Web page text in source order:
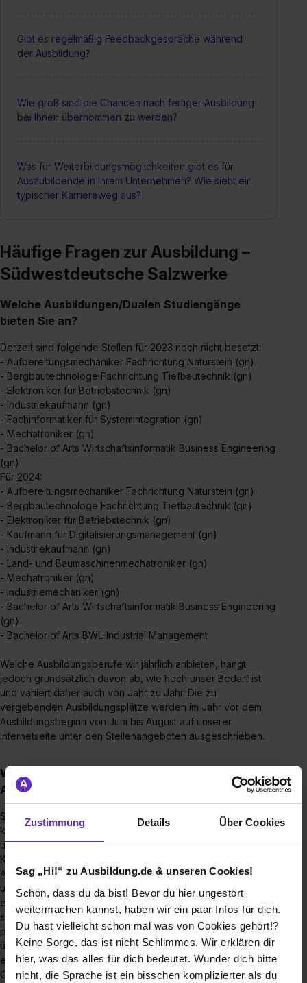
Zustimmung Details Über Cookies
Sag „Hi!“ zu Ausbildung.de & unseren Cookies!
Schön, dass du da bist! Bevor du hier ungestört
weitermachen kannst, haben wir ein paar Infos für dich.
Du hast vielleicht schon mal was von Cookies gehört!?
Keine Sorge, das ist nicht Schlimmes. Wir erklären dir
hier, was das alles für dich bedeutet. Wunder dich bitte
nicht, die Sprache ist ein bisschen komplizierter als du
Gibt es regelmäßig Feedbackgespräche während
der Ausbildung?
Wie groß sind die Chancen nach fertiger Ausbildung
bei Ihnen übernommen zu werden?
Was für Weiterbildungsmöglichkeiten gibt es für
Auszubildende in Ihrem Unternehmen? Wie sieht ein
typischer Karriereweg aus?
Häufige Fragen zur Ausbildung –
Südwestdeutsche Salzwerke
Welche Ausbildungen/Dualen Studiengänge
bieten Sie an?
Derzeit sind folgende Stellen für 2023 noch nicht besetzt:
- Aufbereitungsmechaniker Fachrichtung Naturstein (gn)
- Bergbautechnologe Fachrichtung Tiefbautechnik (gn)
- Elektroniker für Betriebstechnik (gn)
- Industriekaufmann (gn)
- Fachinformatiker für Systemintegration (gn)
- Mechatroniker (gn)
- Bachelor of Arts Wirtschaftsinformatik Business Engineering
(gn)
Für 2024:
- Aufbereitungsmechaniker Fachrichtung Naturstein (gn)
- Bergbautechnologe Fachrichtung Tiefbautechnik (gn)
- Elektroniker für Betriebstechnik (gn)
- Kaufmann für Digitalisierungsmanagement (gn)
- Industriekaufmann (gn)
- Land- und Baumaschinenmechatroniker (gn)
- Mechatroniker (gn)
- Industriemechaniker (gn)
- Bachelor of Arts Wirtschaftsinformatik Business Engineering
(gn)
- Bachelor of Arts BWL-Industrial Management
Welche Ausbildungsberufe wir jährlich anbieten, hängt
jedoch grundsätzlich davon ab, wie hoch unser Bedarf ist
und variiert daher auch von Jahr zu Jahr. Die zu
vergebenden Ausbildungsplätze werden im Jahr vor dem
Ausbildungsbeginn von Juni bis August auf unserer
Internetseite unter den Stellenangeboten ausgeschrieben.
Wie sieht der Bewerbungsprozess für eine
Ausbildungsstelle bei Ihnen aus?
Sie können sich gerne per E-Mail über
karriere@salzwerke.de bewerben. Außerdem finden Sie auf
unserer Hompage unter der Rubrik Unternehmen/Jobs und
Karriere/Ausbildung im SWS Konzern alle unsere
Ausbildungsangebote. Ihre eingehende Bewerbung wird in
unserem System erfasst. Danach erhalten Sie
eine Eingangsbestätigung. Im ersten Schritt überprüfen wir
sorgfältig, ob Sie für uns der passende Bewerber oder die
passende Bewerberin sind. Wenn uns Ihre Unterlagen
überzeugt haben, werden Sie zu einem Einstellungstest
eingeladen. Danach geht es mit einem persönlichen
Gespräch und einer Gruppenübung weiter. Wenn Sie